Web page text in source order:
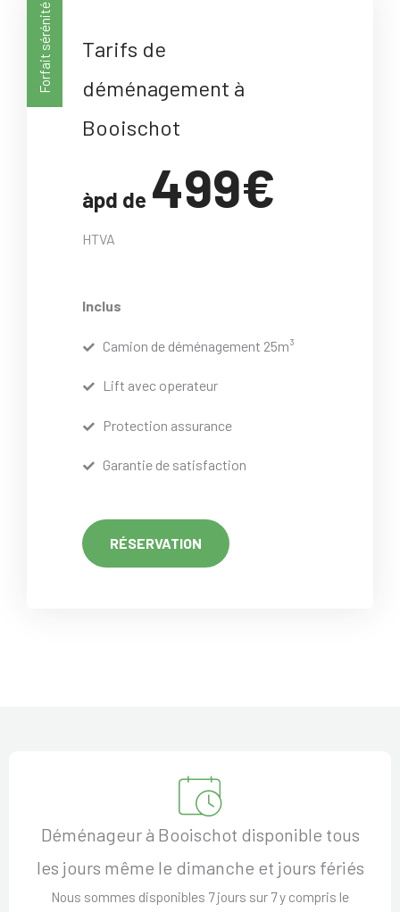
Forfait sérénité
Tarifs de
déménagement à
Booischot
àpd de 499€
HTVA
Inclus
Camion de déménagement 25m³
Lift avec operateur
Protection assurance
Garantie de satisfaction
RÉSERVATION
Déménageur à Booischot disponible tous
les jours même le dimanche et jours fériés
Nous sommes disponibles 7 jours sur 7 y compris le